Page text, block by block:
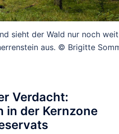
sieht der Wald nur noch
aus. © Brigitte
Verdacht:
in der Kernzone